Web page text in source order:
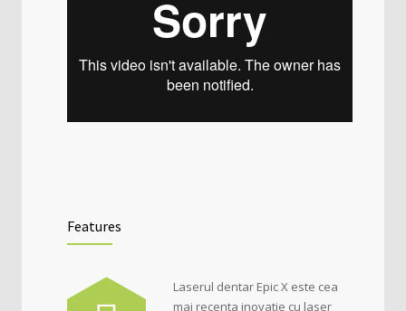
Features
Laserul dentar Epic X este cea
mai recenta inovatie cu laser